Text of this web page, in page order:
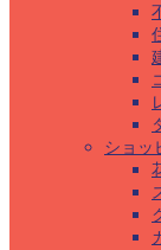
ショッ